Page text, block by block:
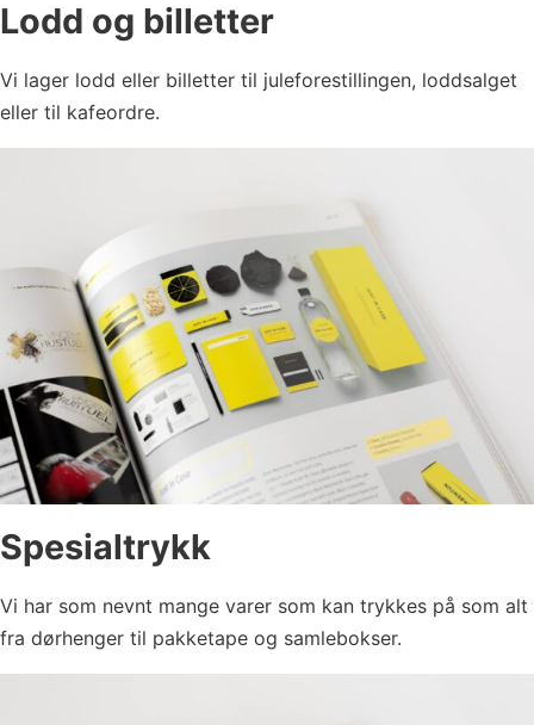
Lodd og billetter
Vi lager lodd eller billetter til juleforestillingen, loddsalget
eller til kafeordre.
Spesialtrykk
Vi har som nevnt mange varer som kan trykkes på som alt
fra dørhenger til pakketape og samlebokser.